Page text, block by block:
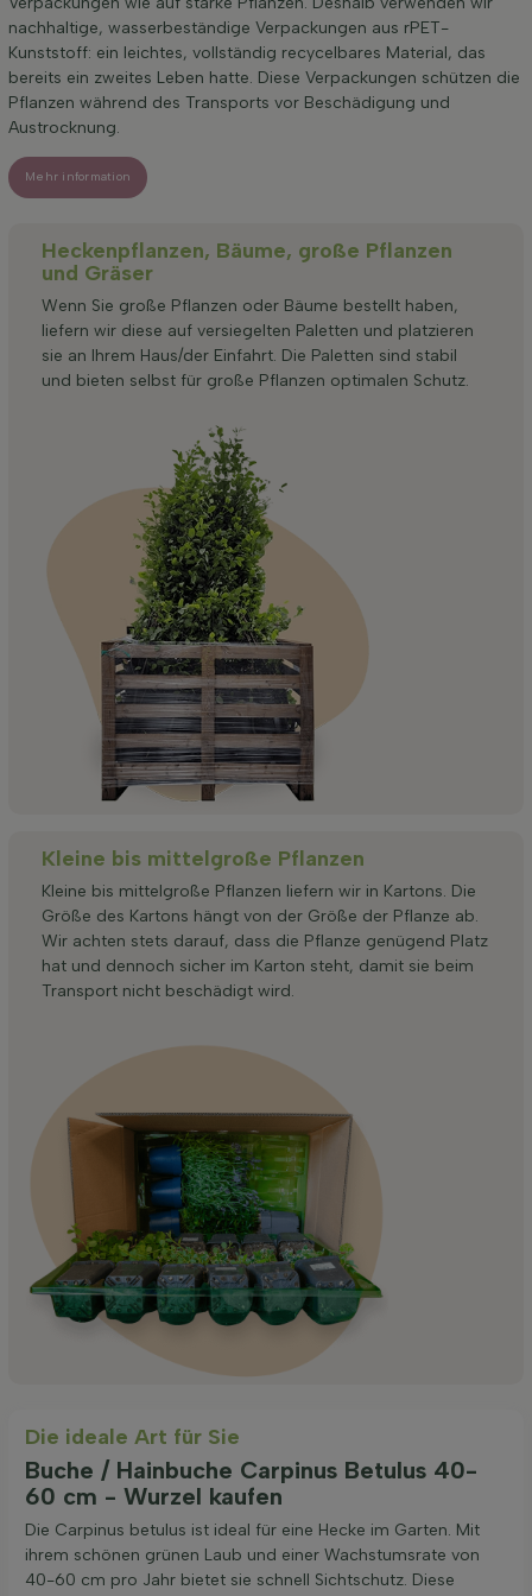
nachhaltige, wasserbeständige Verpackungen aus rPET-
Kunststoff: ein leichtes, vollständig recycelbares Material, das
bereits ein zweites Leben hatte. Diese Verpackungen schützen die
Pflanzen während des Transports vor Beschädigung und
Austrocknung.
Mehr information
Heckenpflanzen, Bäume, große Pflanzen
und Gräser
Wenn Sie große Pflanzen oder Bäume bestellt haben,
liefern wir diese auf versiegelten Paletten und platzieren
sie an Ihrem Haus/der Einfahrt. Die Paletten sind stabil
und bieten selbst für große Pflanzen optimalen Schutz.
Kleine bis mittelgroße Pflanzen
Kleine bis mittelgroße Pflanzen liefern wir in Kartons. Die
Größe des Kartons hängt von der Größe der Pflanze ab.
Wir achten stets darauf, dass die Pflanze genügend Platz
hat und dennoch sicher im Karton steht, damit sie beim
Transport nicht beschädigt wird.
Die ideale Art für Sie
Buche / Hainbuche Carpinus Betulus 40-
60 cm - Wurzel kaufen
Die Carpinus betulus ist ideal für eine Hecke im Garten. Mit
ihrem schönen grünen Laub und einer Wachstumsrate von
40-60 cm pro Jahr bietet sie schnell Sichtschutz. Diese